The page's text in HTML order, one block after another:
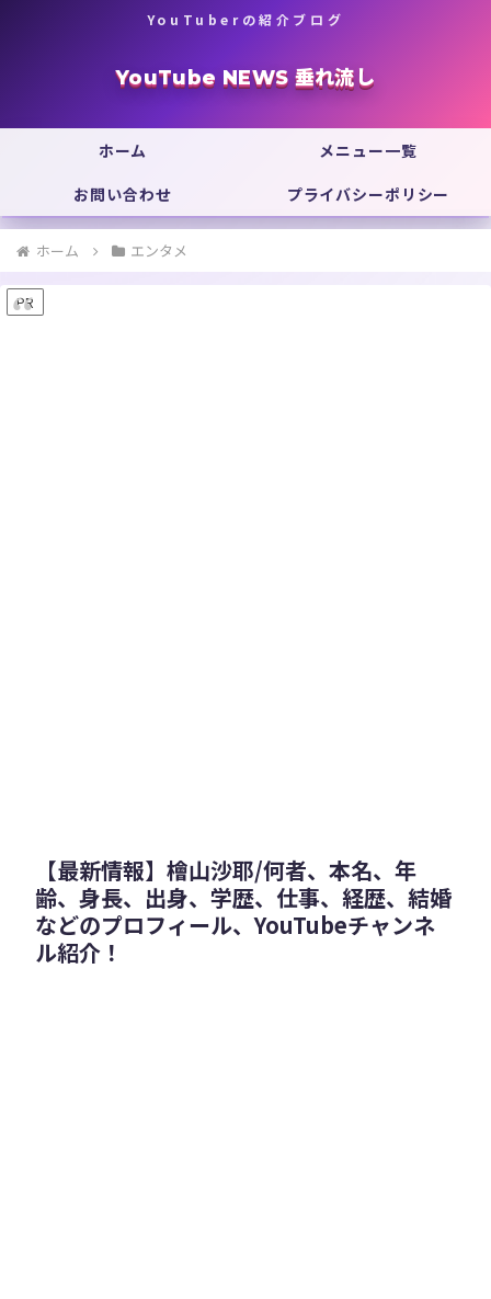
YouTuberの紹介ブログ
YouTube NEWS 垂れ流し
ホーム
メニュー一覧
お問い合わせ
プライバシーポリシー
ホーム エンタメ
PR
【最新情報】檜山沙耶/何者、本名、年
齢、身長、出身、学歴、仕事、経歴、結婚
などのプロフィール、YouTubeチャンネ
ル紹介！